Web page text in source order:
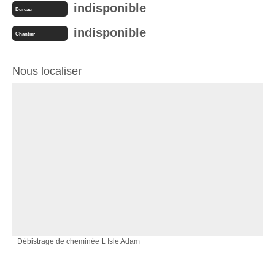
Bureau indisponible
Chantier indisponible
Nous localiser
Débistrage de cheminée L Isle Adam